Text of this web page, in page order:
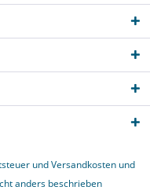
undVersandkostenund
anders beschrieben